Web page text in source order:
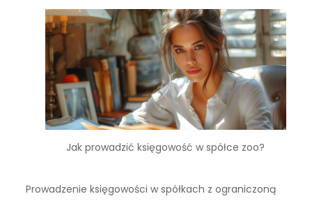
Jak prowadzić księgowość w spółce zoo?
Prowadzenie księgowości w spółkach z ograniczoną